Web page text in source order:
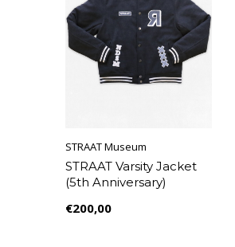
STRAAT Museum
STRAAT Varsity Jacket
(5th Anniversary)
€200,00